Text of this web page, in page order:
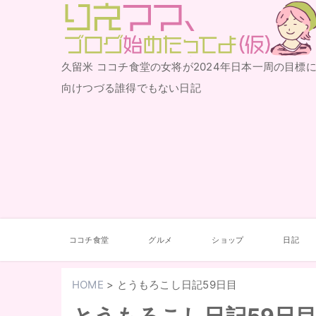
りえママ、ブログ始めた
ってよ（仮）
久留米 ココチ食堂の女将が2024年日本一周の目標に
向けつづる誰得でもない日記
ココチ食堂 グルメ ショップ 日記
HOME > とうもろこし日記59日目